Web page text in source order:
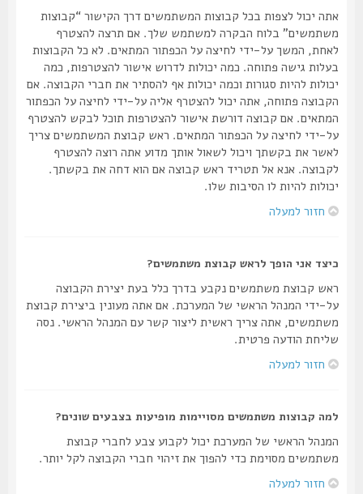
אתה יכול לצפות בכל קבוצות המשתמשים דרך הקישור “קבוצות
משתמשים” בלוח הבקרה למשתמש שלך. אם תרצה להצטרף
לאחת, המשך על-ידי לחיצה על הכפתור המתאים. לא כל הקבוצות
בעלות גישה פתוחה. כמה יכולות לדרוש אישור להצטרפות, כמה
יכולות להיות סגורות וכמה יכולות אף להסתיר את חברי הקבוצה. אם
הקבוצה פתוחה, אתה יכול להצטרף אליה על-ידי לחיצה על הכפתור
המתאים. אם קבוצה דורשת אישור להצטרפות תוכל לבקש להצטרף
על-ידי לחיצה על הכפתור המתאים. ראש קבוצת המשתמשים צריך
לאשר את בקשתך ויכול לשאול אותך מדוע אתה רוצה להצטרף
לקבוצה. אנא אל תטריד ראש קבוצה אם הוא דחה את בקשתך.
יכולות להיות לו הסיבות שלו.
חזור למעלה
כיצד אני הופך לראש קבוצת משתמשים?
ראש קבוצת משתמשים נקבע בדרך כלל בעת יצירת הקבוצה
על-ידי המנהל הראשי של המערכת. אם אתה מעונין ביצירת קבוצת
משתמשים, אתה צריך ראשית ליצור קשר עם המנהל הראשי. נסה
שליחת הודעה פרטית.
חזור למעלה
למה קבוצות משתמשים מסויימות מופיעות בצבעים שונים?
המנהל הראשי של המערכת יכול לקבוע צבע לחברי קבוצת
משתמשים מסוימת כדי להפוך את זיהוי חברי הקבוצה לקל יותר.
חזור למעלה